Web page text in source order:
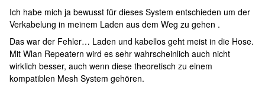
Ich habe mich ja bewusst für dieses System entschieden um der
Verkabelung in meinem Laden aus dem Weg zu gehen .
Das war der Fehler… Laden und kabellos geht meist in die Hose.
Mit Wlan Repeatern wird es sehr wahrscheinlich auch nicht
wirklich besser, auch wenn diese theoretisch zu einem
kompatiblen Mesh System gehören.